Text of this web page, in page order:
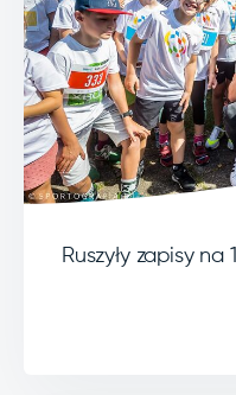
Ruszyły zapisy na